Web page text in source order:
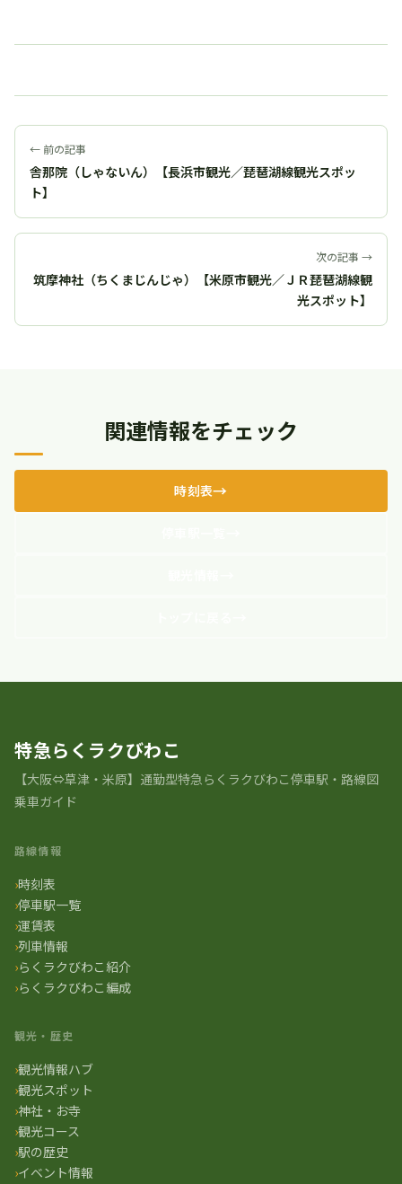
← 前の記事
舎那院（しゃないん）【長浜市観光／琵琶湖線観光スポッ
ト】
次の記事 →
筑摩神社（ちくまじんじゃ）【米原市観光／ＪＲ琵琶湖線観
光スポット】
関連情報をチェック
時刻表
特急らくラクびわこ
【大阪⇔草津・米原】通勤型特急らくラクびわこ停車駅・路線図
乗車ガイド
路線情報
時刻表
停車駅一覧
運賃表
列車情報
らくラクびわこ紹介
らくラクびわこ編成
観光・歴史
観光情報ハブ
観光スポット
神社・お寺
観光コース
駅の歴史
イベント情報